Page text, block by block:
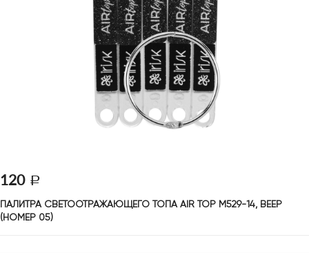
120
ПАЛИТРА СВЕТООТРАЖАЮЩЕГО ТОПА AIR TOP М529-14, ВЕЕР
(НОМЕР 05)